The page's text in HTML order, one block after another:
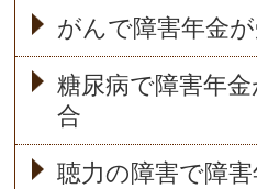
がんで障害年金
糖尿病で障害年
合
聴力の障害で障